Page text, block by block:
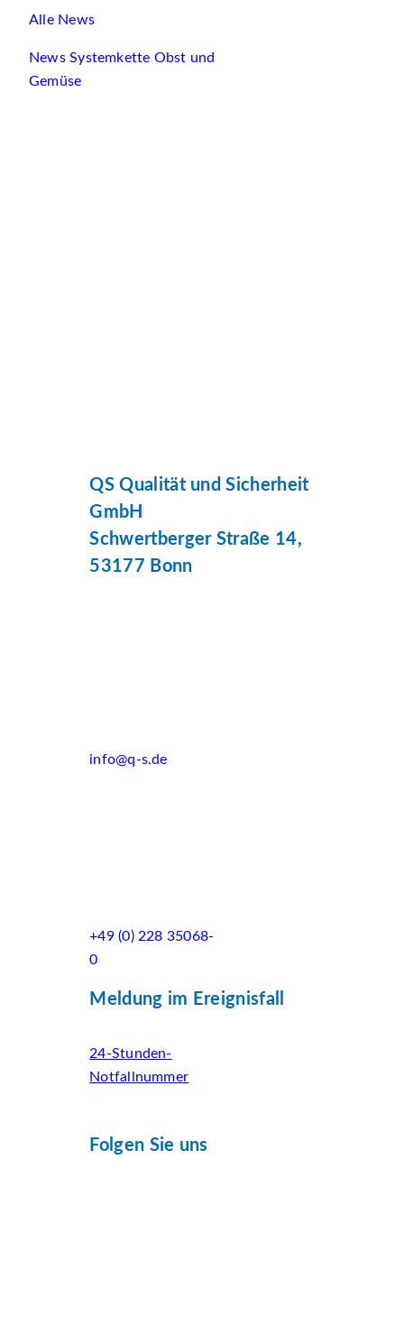
Alle News
News Systemkette Obst und
Gemüse
QS Qualität und Sicherheit
GmbH
Schwertberger Straße 14,
53177 Bonn
info@q-s.de
+49 (0) 228 35068-
0
Meldung im Ereignisfall
24-Stunden-
Notfallnummer
Folgen Sie uns